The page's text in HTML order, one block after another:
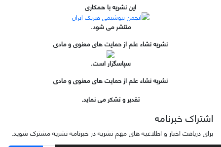
این نشریه با همکاری
منتشر می شود.
نشریه نشاء علم از حمایت های معنوی و مادی
سپاسگزار است.
نشریه نشاء علم از حمایت های معنوی و مادی
تقدیر و تشکر می نماید.
اشتراک خبرنامه
برای دریافت اخبار و اطلاعیه های مهم نشریه در خبرنامه نشریه مشترک شوید.